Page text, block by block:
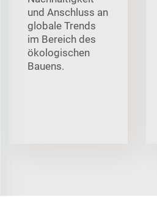
und Anschluss an
globale Trends
im Bereich des
ökologischen
Bauens.